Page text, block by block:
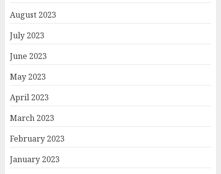
August 2023
July 2023
June 2023
May 2023
April 2023
March 2023
February 2023
January 2023